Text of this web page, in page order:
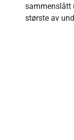
sammenslått
største av